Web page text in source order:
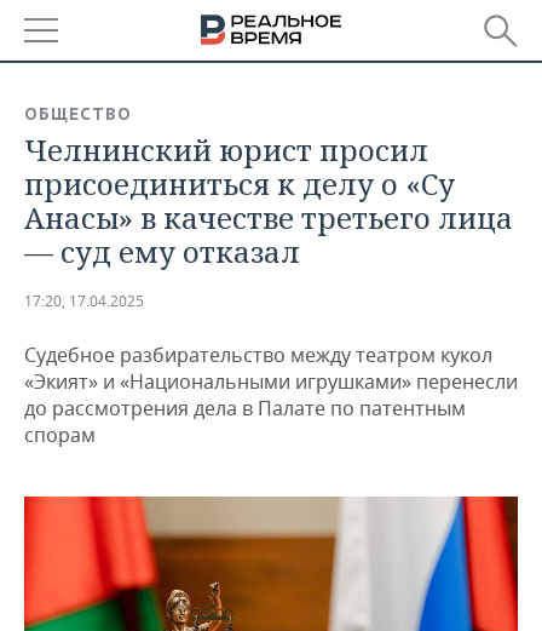
БАШКОРТОСТАН
ТАТАРСТАН
УДМУРТИЯ
НОВОСТИ
АНАЛИТИКА
НОВОСТИ АНАЛИТИКИ
ДЕКЛАРАЦИИ О ДОХОДАХ
КОРОЛИ ГОСЗАКАЗА ПФО
ВУЗЫ ТАТАРСТАНА
ТОРГОВЫЕ ЦЕНТРЫ
ТАТАРСТАНА
ЭКОНОМИКА
НОВОСТИ ЭКОНОМИКИ
ФИНАНСЫ
БАНКИ
ИНВЕСТИЦИИ
ПРОМЫШЛЕННОСТЬ
НОВОСТИ
ПРОМЫШЛЕННОСТИ
АГРОПРОМ
МАШИНОСТРОЕНИЕ
НЕФТЕХИМИЯ
НЕФТЬ
НЕДВИЖИМОСТЬ
НОВОСТИ НЕДВИЖИМОСТИ
АВТО
НОВОСТИ БИЗНЕСА
РОЗНИЧНАЯ ТОРГОВЛЯ
ТЕХНОЛОГИИ
НОВОСТИ ТЕХНОЛОГИЙ
МЕРОПРИЯТИЯ
ОБЩЕСТВО
Челнинский юрист просил
присоединиться к делу о «Су
Анасы» в качестве третьего лица
— суд ему отказал
17:20, 17.04.2025
Судебное разбирательство между театром кукол
«Экият» и «Национальными игрушками» перенесли
до рассмотрения дела в Палате по патентным
спорам